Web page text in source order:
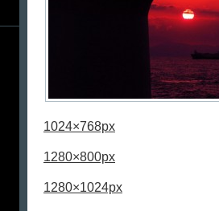
1024×768px
1280×800px
1280×1024px